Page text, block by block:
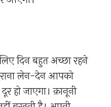
दिन बहुत अच्छा रहने
लेन-देन आपको
हो जाएगा। क़ानूनी